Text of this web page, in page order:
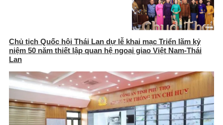
Chủ tịch Quốc hội Thái Lan dự lễ khai mạc Triển lãm kỷ
niệm 50 năm thiết lập quan hệ ngoại giao Việt Nam-Thái
Lan